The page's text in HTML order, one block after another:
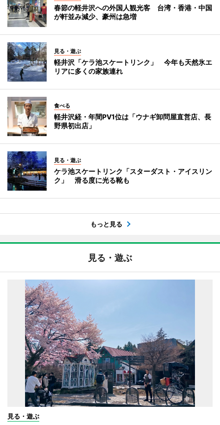
春節の軽井沢への外国人観光客 台湾・香港・中国
が軒並み減少、豪州は急増
見る・遊ぶ
軽井沢「ケラ池スケートリンク」 今年も天然氷エ
リアに多くの家族連れ
食べる
軽井沢経・年間PV1位は「ウナギ卸問屋直営店、長
野県初出店」
見る・遊ぶ
ケラ池スケートリンク「スターダスト・アイスリン
ク」 滑る度に光る靴も
もっと見る
見る・遊ぶ
見る・遊ぶ